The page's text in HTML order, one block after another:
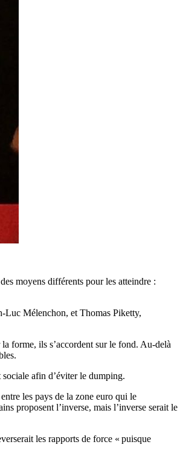
moyens différents pour les atteindre :
Luc Mélenchon, et Thomas Piketty,
forme, ils s’accordent sur le fond. Au-delà
afin d’éviter le dumping.
les pays de la zone euro qui le
proposent l’inverse, mais l’inverse serait le
les rapports de force « puisque